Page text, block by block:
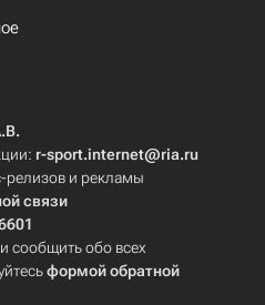
r-sport.internet@ria.ru
и рекламы
связи
сообщить обо всех
формой обратной